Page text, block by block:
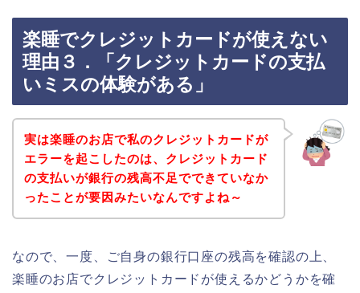
楽睡でクレジットカードが使えない
理由３．「クレジットカードの支払
いミスの体験がある」
実は楽睡のお店で私のクレジットカードが
エラーを起こしたのは、クレジットカード
の支払いが銀行の残高不足でできていなか
ったことが要因みたいなんですよね～
なので、一度、ご自身の銀行口座の残高を確認の上、
楽睡のお店でクレジットカードが使えるかどうかを確